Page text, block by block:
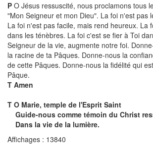
P O Jésus ressuscité, nous proclamons tous
"Mon Seigneur et mon Dieu". La foi n'est pas
La foi n'est pas facile, mais rend heureux. La
dans les ténèbres. La foi c'est se fier à Toi
Seigneur de la vie, augmente notre foi.
la racine de ta Pâques. Donne-nous la
de cette Pâques. Donne-nous la fidélité qui
Pâque.
T Amen
T O Marie, temple de l'Esprit Saint
Guide-nous comme témoin du Christ
Dans la vie de la lumière.
Affichages : 13840